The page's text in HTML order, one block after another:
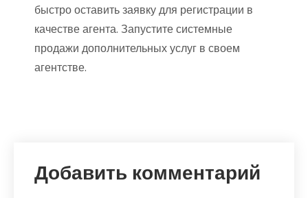
быстро оставить заявку для регистрации в
качестве агента. Запустите системные
продажи дополнительных услуг в своем
агентстве.
Добавить комментарий